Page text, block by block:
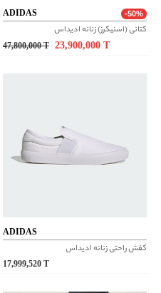
ADIDAS -50%
کتانی (اسنیکرز) زنانه ادیداس
47,800,000 T 23,900,000
ADIDAS
کفش راحتی زنانه ادیداس
17,999,520